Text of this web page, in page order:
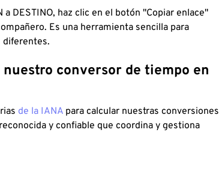
DESTINO, haz clic en el botón "Copiar enlace"
Es una herramienta sencilla para
diferentes.
conversor de tiempo en
de la IANA para calcular nuestras conversiones
y confiable que coordina y gestiona